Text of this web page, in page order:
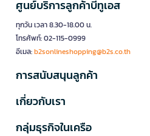
ศูนย์บริการลูกค้าบีทูเอส
ทุกวัน เวลา 8.30-18.00 น.
โทรศัพท์: 02-115-0999
อีเมล:b2sonlineshopping@b2s.co.th
การสนับสนุนลูกค้า
เกี่ยวกับเรา
กลุ่มธุรกิจในเครือ